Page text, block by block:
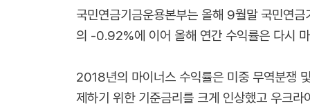
국민연금기금운용본부는 올해 9월말 국민연
의 -0.92%에 이어 올해 연간 수익률은 다시
2018년의 마이너스 수익률은 미중 무역분쟁
제하기 위한 기준금리를 크게 인상했고 우크